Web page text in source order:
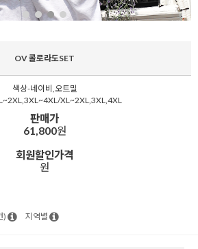
OV 콜로라도SET
색상-네이비,오트밀
XL~2XL,3XL,4XL
판매가
61,800원
회원할인가격
원
) 지역별